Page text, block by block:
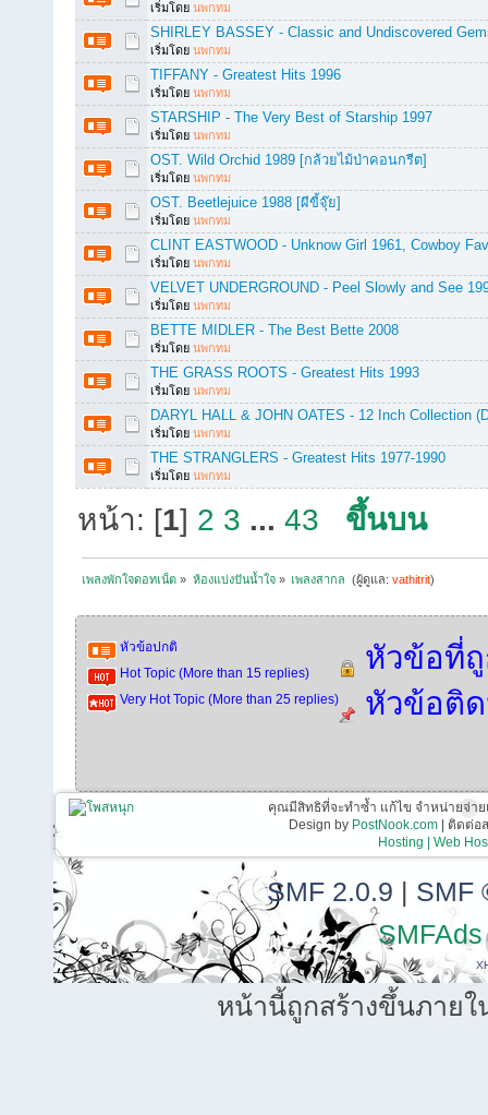
เริ่มโดย นพกทม
SHIRLEY BASSEY - Classic and Undiscovered
เริ่มโดย นพกทม
TIFFANY - Greatest Hits 1996
เริ่มโดย นพกทม
STARSHIP - The Very Best of Starship 1997
เริ่มโดย นพกทม
OST. Wild Orchid 1989 [กล้วยไม้ป่าคอนกรีต]
เริ่มโดย นพกทม
OST. Beetlejuice 1988 [ผีขี้จุ๊ย]
เริ่มโดย นพกทม
CLINT EASTWOOD - Unknow Girl 1961, Cowboy
เริ่มโดย นพกทม
VELVET UNDERGROUND - Peel Slowly and See
เริ่มโดย นพกทม
BETTE MIDLER - The Best Bette 2008
เริ่มโดย นพกทม
THE GRASS ROOTS - Greatest Hits 1993
เริ่มโดย นพกทม
DARYL HALL & JOHN OATES - 12 Inch Collection
เริ่มโดย นพกทม
THE STRANGLERS - Greatest Hits 1977-1990
เริ่มโดย นพกทม
หน้า: [1] 2 3 ...43 ขึ้นบน
เพลงพักใจดอทเน็ต » ห้องแบ่งปันน้ำใจ» เพลงสากล (ผู้ดูแล:vathitrit)
หัวข้อปกติ
Hot Topic (More than 15 replies)
Very Hot Topic (More than 25 replies)
หัวข้อที่
หัวข้อติ
คุณมีสิทธิที่จะทำซ้ำ แก้ไข จำหน่ายจ่า
Design by PostNook.com| ติดต่อส
Hosting | Web
SMF 2.0.9 | SMF
SMFAds
หน้านี้ถูกสร้างขึ้นภายใ